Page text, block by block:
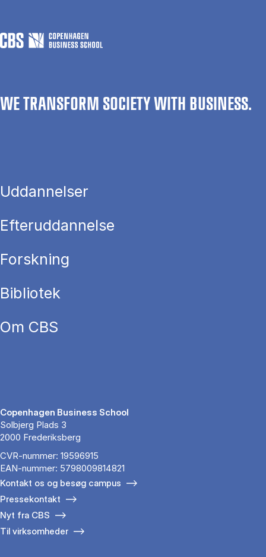
WE TRANSFORM SOCIETY WITH BUSINESS.
Uddannelser
Efteruddannelse
Forskning
Bibliotek
Om CBS
Copenhagen Business School
Solbjerg Plads 3
2000 Frederiksberg
CVR-nummer: 19596915
EAN-nummer: 5798009814821
Kontakt os og besøg campus
Pressekontakt
Nyt fra CBS
Til virksomheder